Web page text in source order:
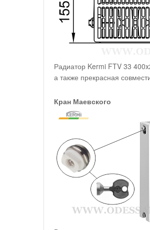
Радиатор Kermi FTV 33
а также прекрасная
Кран Маевского